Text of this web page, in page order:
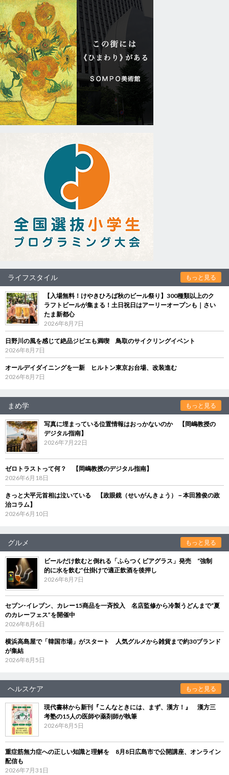
ライフスタイル もっと見る
【入場無料！けやきひろば秋のビール祭り】300種類以上のク
ラフトビールが集まる！土日祝日はアーリーオープンも｜さい
たま新都心
2026年8月7日
日野川の風を感じて絶品ジビエも満喫 鳥取のサイクリングイベント
2026年8月7日
オールデイダイニングを一新 ヒルトン東京お台場、改装進む
2026年8月7日
まめ学 もっと見る
写真に埋まっている位置情報はおっかないのか 【岡嶋教授の
デジタル指南】
2026年7月22日
ゼロトラストって何？ 【岡嶋教授のデジタル指南】
2026年6月18日
きっと大平元首相は泣いている 【政眼鏡（せいがんきょう）－本田雅俊の政
治コラム】
2026年6月10日
グルメ もっと見る
ビールだけ飲むと倒れる「ふらつくビアグラス」発売 “強制
的に水を飲む”仕掛けで適正飲酒を後押し
2026年8月7日
セブン‐イレブン、カレー15商品を一斉投入 名店監修から冷製うどんまで“夏
のカレーフェス”を開催中
2026年8月6日
横浜高島屋で「韓国市場」がスタート 人気グルメから雑貨まで約30ブランド
が集結
2026年8月5日
ヘルスケア もっと見る
現代書林から新刊『こんなときには、まず、漢方！』 漢方三
考塾の15人の医師や薬剤師が執筆
2026年8月5日
重症筋無力症への正しい知識と理解を 8月8日広島市で公開講座、オンライン
配信も
2026年7月31日